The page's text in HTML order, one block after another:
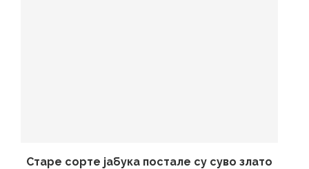
Старе сорте јабука постале су суво злато